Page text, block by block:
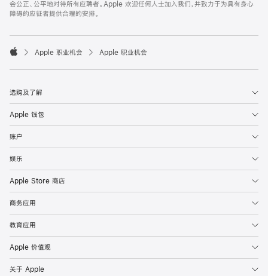
会公正、公平地对待所有应聘者。Apple 欢迎任何人士加入我们，并致力于为具有身心
障碍的应征者提供合理的安排。

Apple 职业机会 Apple 职业机会
选购及了解
Apple 钱包
账户
娱乐
Apple Store 商店
商务应用
教育应用
Apple 价值观
关于 Apple